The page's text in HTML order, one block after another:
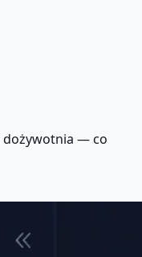
dożywotnia — co